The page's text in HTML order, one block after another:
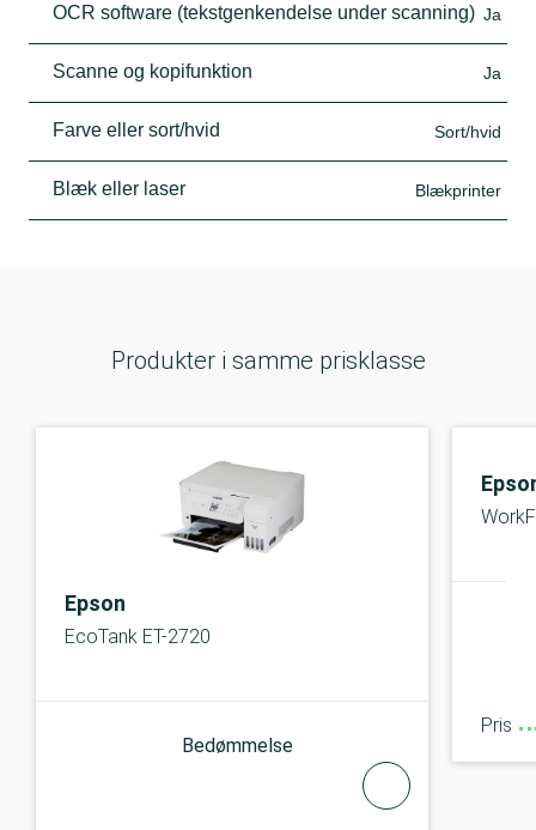
OCR software (tekstgenkendelse under scanning) Ja
Scanne og kopifunktion Ja
Farve eller sort/hvid Sort/hvid
Blæk eller laser Blækprinter
Produkter i samme prisklasse
Epson
EcoTank ET-2720
Bedømmelse
Pris